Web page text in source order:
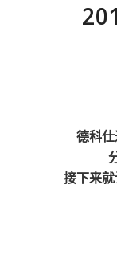
德科
接下来就